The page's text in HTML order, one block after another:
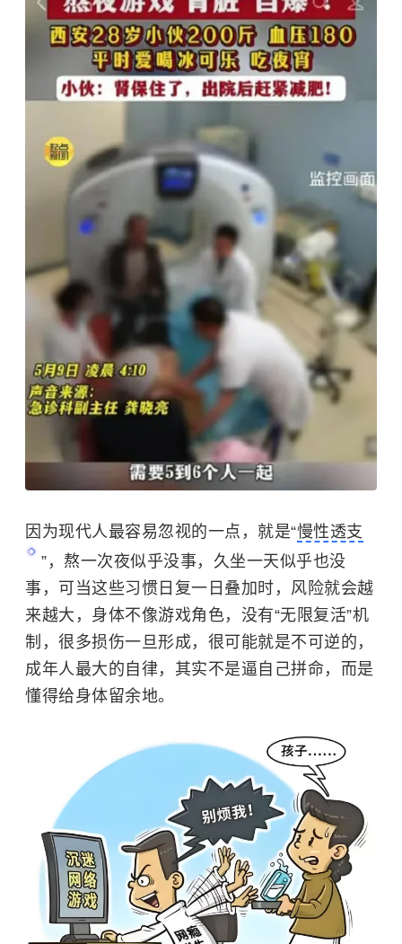
因为现代人最容易忽视的一点，就是“慢性透支
”，熬一次夜似乎没事，久坐一天似乎也没
事，可当这些习惯日复一日叠加时，风险就会越
来越大，身体不像游戏角色，没有“无限复活”机
制，很多损伤一旦形成，很可能就是不可逆的，
成年人最大的自律，其实不是逼自己拼命，而是
懂得给身体留余地。